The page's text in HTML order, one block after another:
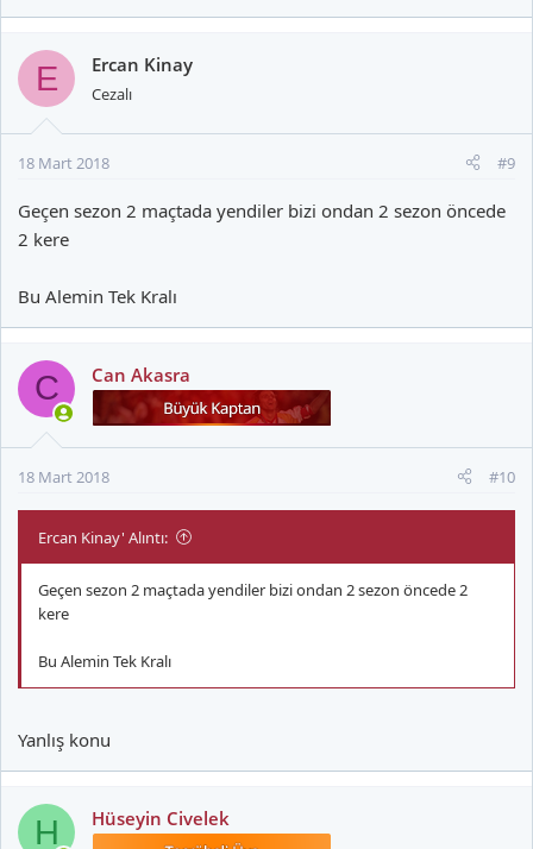
E Ercan Kinay
Cezalı
18 Mart 2018 #9
Geçen sezon 2 maçtada yendiler bizi ondan 2 sezon öncede
2 kere
Bu Alemin Tek Kralı
C Can Akasra
18 Mart 2018 #10
Ercan Kinay' Alıntı:
Geçen sezon 2 maçtada yendiler bizi ondan 2 sezon öncede 2
kere
Bu Alemin Tek Kralı
Yanlış konu
H Hüseyin Civelek